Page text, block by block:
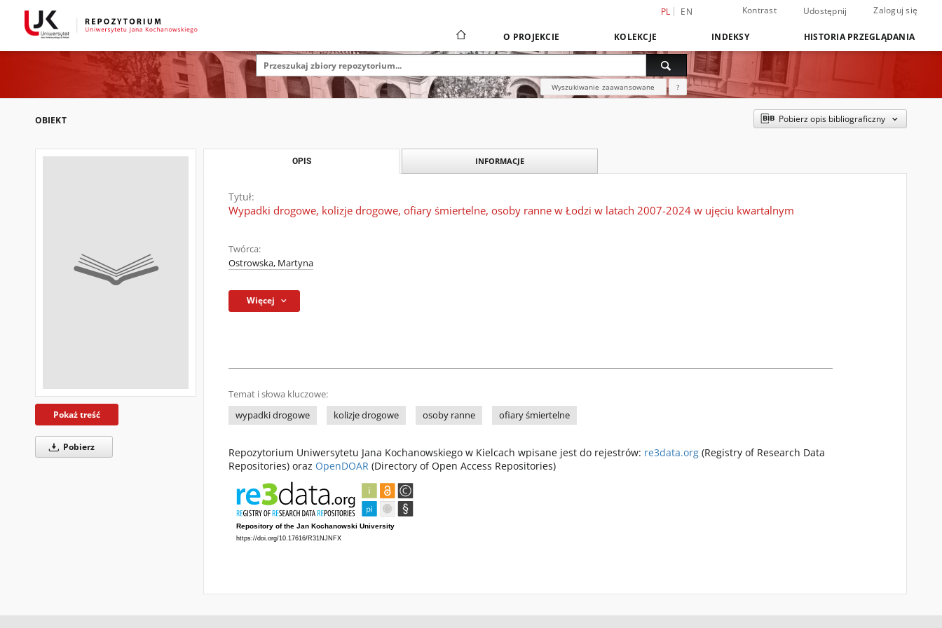
PL EN Kontrast Udostępnij Zaloguj się
O PROJEKCIE KOLEKCJE INDEKSY HISTORIA PRZEGLĄDANIA
Wyszukiwanie zaawansowane ?
OBIEKT Pobierz opis bibliograficzny
Pokaż treść
Pobierz
OPIS INFORMACJE
Tytuł:
Wypadki drogowe, kolizje drogowe, ofiary śmiertelne, osoby ranne w Łodzi w latach 2007-2024 w ujęciu kwartalnym
Twórca:
Ostrowska, Martyna
Więcej
Temat i słowa kluczowe:
wypadki drogowe
kolizje drogowe osoby ranne ofiary śmiertelne
Repozytorium Uniwersytetu Jana Kochanowskiego w Kielcach wpisane jest do rejestrów: re3data.org (Registry of Research Data
Repositories) oraz OpenDOAR (Directory of Open Access Repositories)